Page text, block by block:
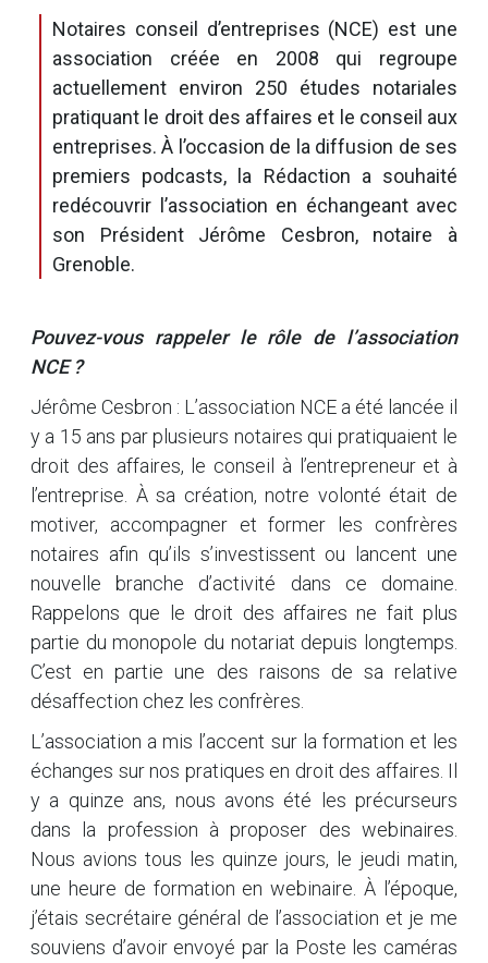
Notaires conseil d’entreprises (NCE) est une
association créée en 2008 qui regroupe
actuellement environ 250 études notariales
pratiquant le droit des affaires et le conseil aux
entreprises. À l’occasion de la diffusion de ses
premiers podcasts, la Rédaction a souhaité
redécouvrir l’association en échangeant avec
son Président Jérôme Cesbron, notaire à
Grenoble.
Pouvez-vous rappeler le rôle de l’association
NCE ?
Jérôme Cesbron : L’association NCE a été lancée il
y a 15 ans par plusieurs notaires qui pratiquaient le
droit des affaires, le conseil à l’entrepreneur et à
l’entreprise. À sa création, notre volonté était de
motiver, accompagner et former les confrères
notaires afin qu’ils s’investissent ou lancent une
nouvelle branche d’activité dans ce domaine.
Rappelons que le droit des affaires ne fait plus
partie du monopole du notariat depuis longtemps.
C’est en partie une des raisons de sa relative
désaffection chez les confrères.
L’association a mis l’accent sur la formation et les
échanges sur nos pratiques en droit des affaires. Il
y a quinze ans, nous avons été les précurseurs
dans la profession à proposer des webinaires.
Nous avions tous les quinze jours, le jeudi matin,
une heure de formation en webinaire. À l’époque,
j’étais secrétaire général de l’association et je me
souviens d’avoir envoyé par la Poste les caméras